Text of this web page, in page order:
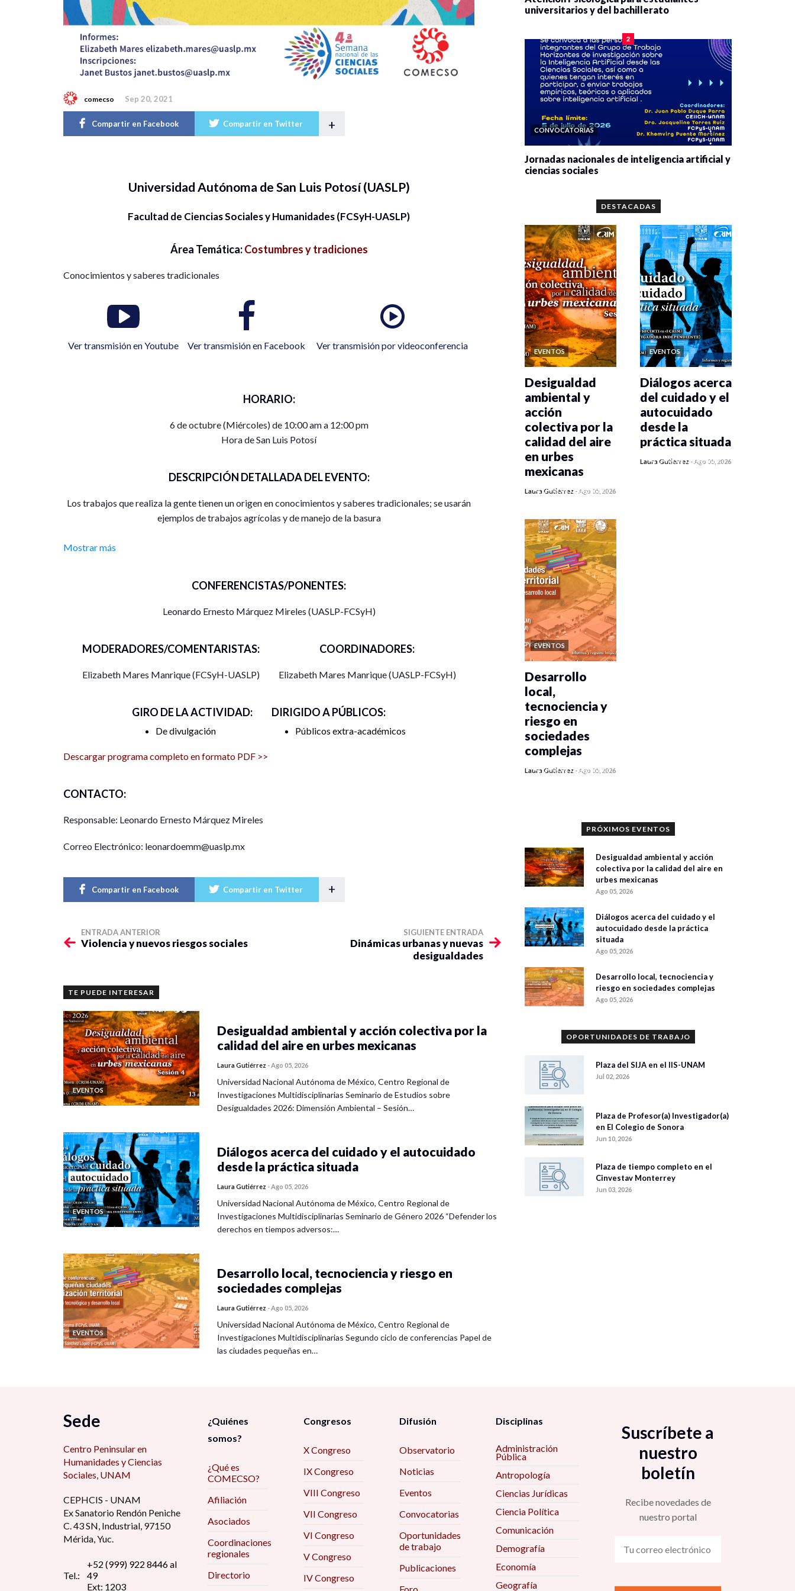
comecso Sep 20, 2021
Compartir en Facebook Compartir en Twitter +
Universidad Autónoma de San Luis Potosí (UASLP)
Facultad de Ciencias Sociales y Humanidades (FCSyH-UASLP)
Área Temática:Costumbres y tradiciones
Conocimientos y saberes tradicionales
Ver transmisión en Youtube Ver transmisión en Facebook Ver transmisión por videoconferencia
HORARIO:
6 de octubre (Miércoles) de 10:00 am a 12:00 pm
Hora de San Luis Potosí
DESCRIPCIÓN DETALLADA DEL EVENTO:
Los trabajos que realiza la gente tienen un origen en conocimientos y saberes tradicionales; se usarán
ejemplos de trabajos agrícolas y de manejo de la basura
Mostrar más
CONFERENCISTAS/PONENTES:
Leonardo Ernesto Márquez Mireles (UASLP-FCSyH)
MODERADORES/COMENTARISTAS:
Elizabeth Mares Manrique (FCSyH-UASLP)
COORDINADORES:
Elizabeth Mares Manrique (UASLP-FCSyH)
GIRO DE LA ACTIVIDAD:
De divulgación
DIRIGIDO A PÚBLICOS:
Públicos extra-académicos
Descargar programa completo en formato PDF >>
CONTACTO:
Responsable: Leonardo Ernesto Márquez Mireles
Correo Electrónico: leonardoemm@uaslp.mx
Compartir en Facebook Compartir en Twitter +
ENTRADA ANTERIOR
Violencia y nuevos riesgos sociales
SIGUIENTE ENTRADA
Dinámicas urbanas y nuevas
desigualdades
TE PUEDE INTERESAR
EVENTOS
Desigualdad ambiental y acción colectiva por la
calidad del aire en urbes mexicanas
Laura Gutiérrez -Ago 05, 2026
Universidad Nacional Autónoma de México, Centro Regional de
Investigaciones Multidisciplinarias Seminario de Estudios sobre
Desigualdades 2026: Dimensión Ambiental – Sesión…
EVENTOS
Diálogos acerca del cuidado y el autocuidado
desde la práctica situada
Laura Gutiérrez -Ago 05, 2026
Universidad Nacional Autónoma de México, Centro Regional de
Investigaciones Multidisciplinarias Seminario de Género 2026 “Defender los
derechos en tiempos adversos:…
EVENTOS
Desarrollo local, tecnociencia y riesgo en
sociedades complejas
Laura Gutiérrez -Ago 05, 2026
Universidad Nacional Autónoma de México, Centro Regional de
Investigaciones Multidisciplinarias Segundo ciclo de conferencias Papel de
las ciudades pequeñas en…
universitarios y del bachillerato
2
CONVOCATORIAS
Jornadas nacionales de inteligencia artificial y
ciencias sociales
DESTACADAS
EVENTOS
0 veces compartido
Desigualdad
ambiental y
acción
colectiva por la
calidad del aire
en urbes
mexicanas
Laura Gutiérrez -Ago 05, 2026
EVENTOS
0 veces compartido
Diálogos acerca
del cuidado y el
autocuidado
desde la
práctica situada
Laura Gutiérrez -Ago 05, 2026
EVENTOS
0 veces compartido
Desarrollo
local,
tecnociencia y
riesgo en
sociedades
complejas
Laura Gutiérrez -Ago 05, 2026
PRÓXIMOS EVENTOS
Desigualdad ambiental y acción
colectiva por la calidad del aire en
urbes mexicanas
Ago 05, 2026
Diálogos acerca del cuidado y el
autocuidado desde la práctica
situada
Ago 05, 2026
Desarrollo local, tecnociencia y
riesgo en sociedades complejas
Ago 05, 2026
OPORTUNIDADES DE TRABAJO
Plaza del SIJA en el IIS-UNAM
Jul 02, 2026
Plaza de Profesor(a) Investigador(a)
en El Colegio de Sonora
Jun 10, 2026
Plaza de tiempo completo en el
Cinvestav Monterrey
Jun 03, 2026
Sede
Centro Peninsular en
Humanidades y Ciencias
Sociales, UNAM
CEPHCIS - UNAM
Ex Sanatorio Rendón Peniche
C. 43 SN, Industrial, 97150
Mérida, Yuc.
Tel.:
+52 (999) 922 8446 al
49
Ext: 1203
¿Quiénes
somos?
¿Qué es
COMECSO?
Afiliación
Asociados
Coordinaciones
regionales
Directorio
Congresos
X Congreso
IX Congreso
VIII Congreso
VII Congreso
VI Congreso
V Congreso
IV Congreso
Difusión
Observatorio
Noticias
Eventos
Convocatorias
Oportunidades
de trabajo
Publicaciones
Disciplinas
Administración
Pública
Antropología
Ciencias Jurídicas
Ciencia Política
Comunicación
Demografía
Economía
Geografía
Suscríbete a
nuestro
boletín
Recibe novedades de
nuestro portal